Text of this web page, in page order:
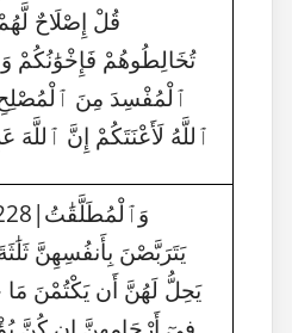
قُلْ إِصْلَاحٌ
تُخَالِطُوهُمْ فَإِخْوَٰنُكُمْ
ٱلْمُفْسِدَ مِنَ
ٱللَّهُ لَأَعْنَتَكُمْ إِنَّ ٱللَّهَ
يَتَرَبَّصْنَ بِأَنفُسِهِنَّ
يَحِلُّ لَهُنَّ أَن يَكْتُمْنَ مَا